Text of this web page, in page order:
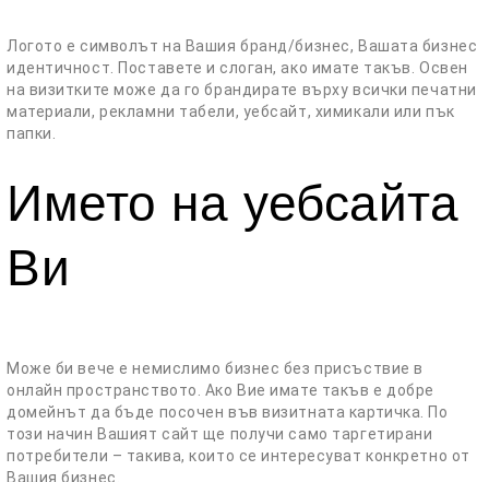
Логото е символът на Вашия бранд/бизнес, Вашата бизнес
идентичност. Поставете и слоган, ако имате такъв. Освен
на визитките може да го брандирате върху всички печатни
материали, рекламни табели, уебсайт, химикали или пък
папки.
Името на уебсайта
Ви
Може би вече е немислимо бизнес без присъствие в
онлайн пространството. Ако Вие имате такъв е добре
домейнът да бъде посочен във визитната картичка. По
този начин Вашият сайт ще получи само таргетирани
потребители – такива, които се интересуват конкретно от
Вашия бизнес.